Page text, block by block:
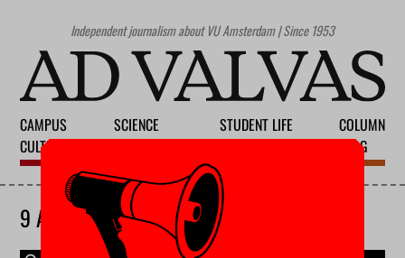
Independent journalism about VU Amsterdam | Since 1953
CAMPUS
CULTURE
SCIENCE
STUDENT LIFE
COLUMN
BLOG
9 AUGUST 2026